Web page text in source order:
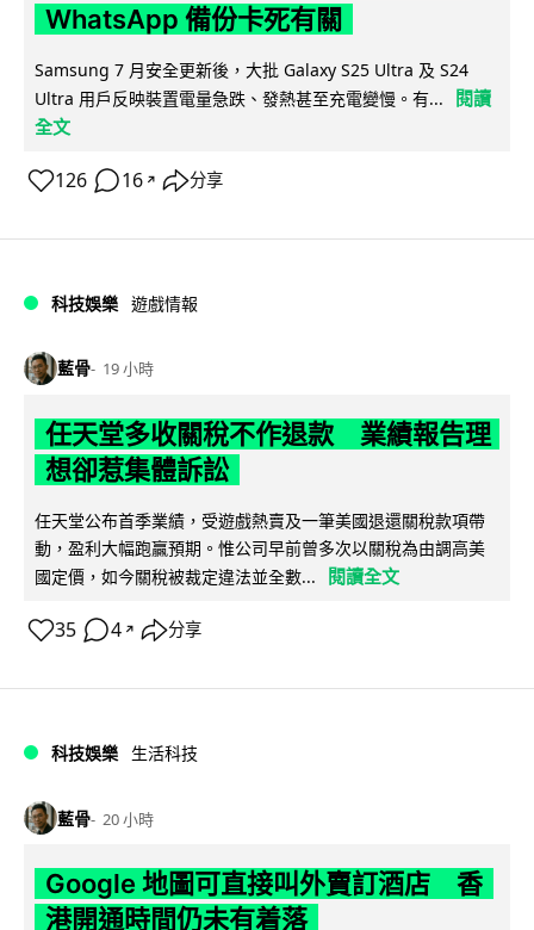
WhatsApp 備份卡死有關
Samsung 7 月安全更新後，大批 Galaxy S25 Ultra 及 S24
Ultra 用戶反映裝置電量急跌、發熱甚至充電變慢。有...
閱讀
全文
126 16 ↗ 分享
科技娛樂 遊戲情報
藍骨 19 小時
任天堂多收關稅不作退款 業績報告理
想卻惹集體訴訟
任天堂公布首季業績，受遊戲熱賣及一筆美國退還關稅款項帶
動，盈利大幅跑贏預期。惟公司早前曾多次以關稅為由調高美
國定價，如今關稅被裁定違法並全數...
閱讀全文
35 4 ↗ 分享
科技娛樂 生活科技
藍骨 20 小時
Google 地圖可直接叫外賣訂酒店 香
港開通時間仍未有着落